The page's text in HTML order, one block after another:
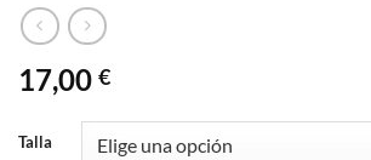
17,00 €
Talla